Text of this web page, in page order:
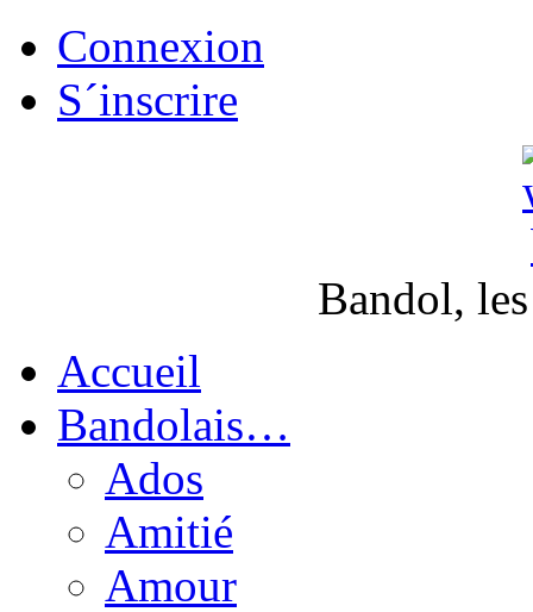
Connexion
S´inscrire
Bandol,
Accueil
Bandolais…
Ados
Amitié
Amour